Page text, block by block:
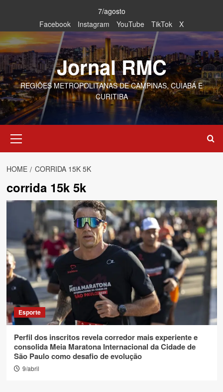
content
7/agosto
Facebook
Instagram YouTube TikTok X
Jornal RMC
REGIÕES METROPOLITANAS DE CAMPINAS, CUIABÁ E
CURITIBA
Menu
HOME CORRIDA 15K 5K
corrida 15k 5k
Esporte
Perfil dos inscritos revela corredor mais experiente e
consolida Meia Maratona Internacional da Cidade de
São Paulo como desafio de evolução
9/abril